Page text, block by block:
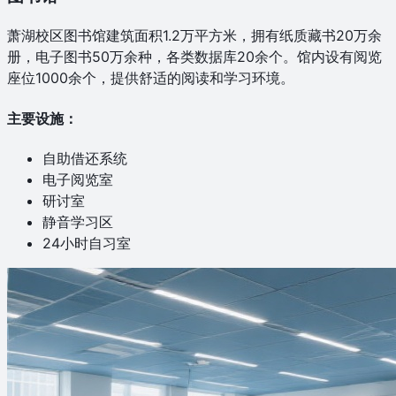
萧湖校区图书馆建筑面积1.2万平方米，拥有纸质藏书20万余
册，电子图书50万余种，各类数据库20余个。馆内设有阅览
座位1000余个，提供舒适的阅读和学习环境。
主要设施：
自助借还系统
电子阅览室
研讨室
静音学习区
24小时自习室